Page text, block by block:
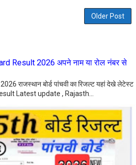
Older Post
Result 2026 अपने नाम या रोल नंबर से
राजस्थान बोर्ड पांचवी का रिजल्ट यहां देखे लेटेस्ट
Latest update , Rajasth...